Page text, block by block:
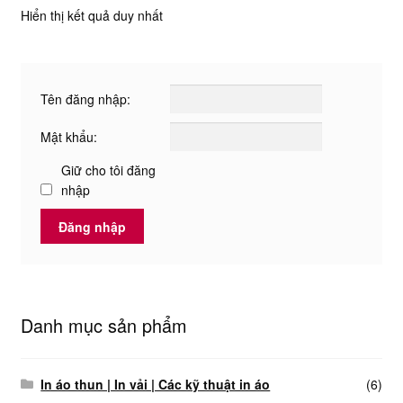
Hiển thị kết quả duy nhất
Tên đăng nhập:
Mật khẩu:
Giữ cho tôi đăng
nhập
Đăng nhập
Danh mục sản phẩm
In áo thun | In vải | Các kỹ thuật in áo (6)